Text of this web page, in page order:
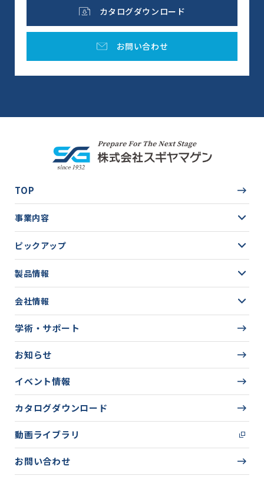
カタログダウンロード
お問い合わせ
TOP
事業内容
ピックアップ
製品情報
会社情報
学術・サポート
お知らせ
イベント情報
カタログダウンロード
動画ライブラリ
お問い合わせ